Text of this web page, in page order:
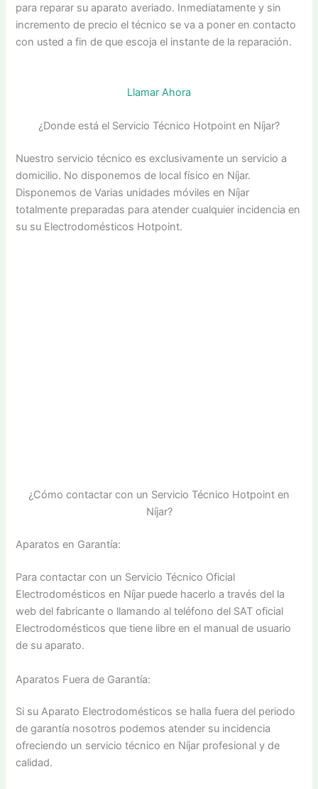
para reparar su aparato averiado. Inmediatamente y sin
incremento de precio el técnico se va a poner en contacto
con usted a fin de que escoja el instante de la reparación.
Llamar Ahora
¿Donde está el Servicio Técnico Hotpoint en Níjar?
Nuestro servicio técnico es exclusivamente un servicio a
domicilio. No disponemos de local físico en Níjar.
Disponemos de Varias unidades móviles en Níjar
totalmente preparadas para atender cualquier incidencia en
su su Electrodomésticos Hotpoint.
¿Cómo contactar con un Servicio Técnico Hotpoint en
Níjar?
Aparatos en Garantía:
Para contactar con un Servicio Técnico Oficial
Electrodomésticos en Níjar puede hacerlo a través del la
web del fabricante o llamando al teléfono del SAT oficial
Electrodomésticos que tiene libre en el manual de usuario
de su aparato.
Aparatos Fuera de Garantía:
Si su Aparato Electrodomésticos se halla fuera del periodo
de garantía nosotros podemos atender su incidencia
ofreciendo un servicio técnico en Níjar profesional y de
calidad.